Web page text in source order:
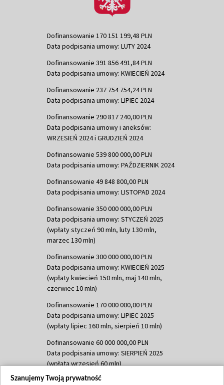
Dofinansowanie 170 151 199,48 PLN
Data podpisania umowy: LUTY 2024
Dofinansowanie 391 856 491,84 PLN
Data podpisania umowy: KWIECIEŃ 2024
Dofinansowanie 237 754 754,24 PLN
Data podpisania umowy: LIPIEC 2024
Dofinansowanie 290 817 240,00 PLN
Data podpisania umowy i aneksów:
WRZESIEŃ 2024 i GRUDZIEŃ 2024
Dofinansowanie 539 800 000,00 PLN
Data podpisania umowy: PAŹDZIERNIK 2024
Dofinansowanie 49 848 800,00 PLN
Data podpisania umowy: LISTOPAD 2024
Dofinansowanie 350 000 000,00 PLN
Data podpisania umowy: STYCZEŃ 2025
(wpłaty styczeń 90 mln, luty 130 mln,
marzec 130 mln)
Dofinansowanie 300 000 000,00 PLN
Data podpisania umowy: KWIECIEŃ 2025
(wpłaty kwiecień 150 mln, maj 140 mln,
czerwiec 10 mln)
Dofinansowanie 170 000 000,00 PLN
Data podpisania umowy: LIPIEC 2025
(wpłaty lipiec 160 mln, sierpień 10 mln)
Dofinansowanie 60 000 000,00 PLN
Data podpisania umowy: SIERPIEŃ 2025
(wpłata wrzesień 60 mln)
Dofinansowanie 635 783 051,21 PLN
Szanujemy Twoją prywatność